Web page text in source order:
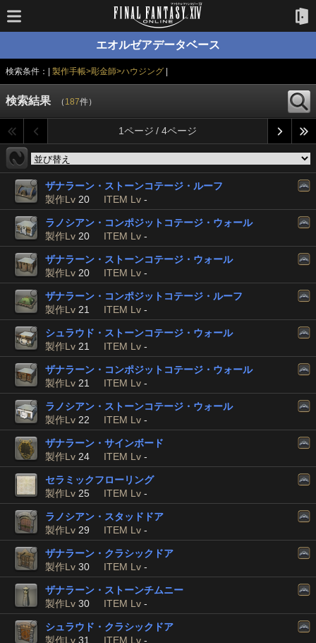
エオルゼアデータベース
検索条件：| 製作手帳>彫金師>ハウジング|
検索結果 （ 187件）
1ページ / 4ページ
ザナラーン・ストーンコテージ・ルーフ
製作Lv 20 ITEM Lv -
ラノシアン・コンポジットコテージ・ウォール
製作Lv 20 ITEM Lv -
ザナラーン・ストーンコテージ・ウォール
製作Lv 20 ITEM Lv -
ザナラーン・コンポジットコテージ・ルーフ
製作Lv 21 ITEM Lv -
シュラウド・ストーンコテージ・ウォール
製作Lv 21 ITEM Lv -
ザナラーン・コンポジットコテージ・ウォール
製作Lv 21 ITEM Lv -
ラノシアン・ストーンコテージ・ウォール
製作Lv 22 ITEM Lv -
ザナラーン・サインボード
製作Lv 24 ITEM Lv -
セラミックフローリング
製作Lv 25 ITEM Lv -
ラノシアン・スタッドドア
製作Lv 29 ITEM Lv -
ザナラーン・クラシックドア
製作Lv 30 ITEM Lv -
ザナラーン・ストーンチムニー
製作Lv 30 ITEM Lv -
シュラウド・クラシックドア
製作Lv 31 ITEM Lv -